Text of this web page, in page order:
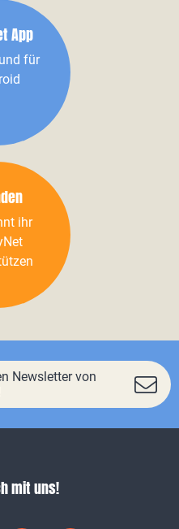
App
für
ihr
Newsletter von
mit uns!